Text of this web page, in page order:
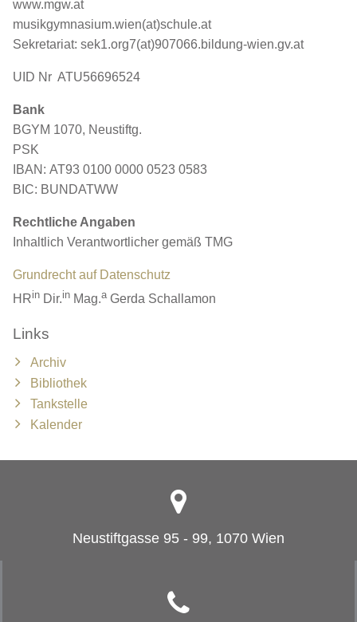
www.mgw.at
musikgymnasium.wien(at)schule.at
Sekretariat: sek1.org7(at)907066.bildung-wien.gv.at
UID Nr ATU56696524
Bank
BGYM 1070, Neustiftg.
PSK
IBAN: AT93 0100 0000 0523 0583
BIC: BUNDATWW
Rechtliche Angaben
Inhaltlich Verantwortlicher gemäß TMG
Grundrecht auf Datenschutz
HRin Dir.in Mag.aGerda Schallamon
Links
Archiv
Bibliothek
Tankstelle
Kalender
Neustiftgasse 95 - 99, 1070 Wien